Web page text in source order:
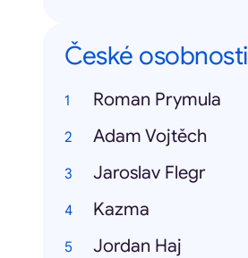
České osobnosti
Roman Prymula
Adam Vojtěch
Jaroslav Flegr
Kazma
Jordan Haj